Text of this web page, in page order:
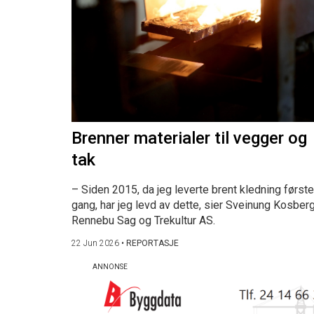
Brenner materialer til vegger og
tak
– Siden 2015, da jeg leverte brent kledning første
gang, har jeg levd av dette, sier Sveinung
Rennebu Sag og Trekultur AS.
22 Jun 2026 • REPORTASJE